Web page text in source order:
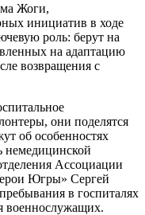
Жоги,
инициатив в ходе
роль: берут на
на адаптацию
возвращения с
они поделятся
об особенностях
немедицинской
Ассоциации
Югры» Сергей
в госпиталях
военнослужащих.